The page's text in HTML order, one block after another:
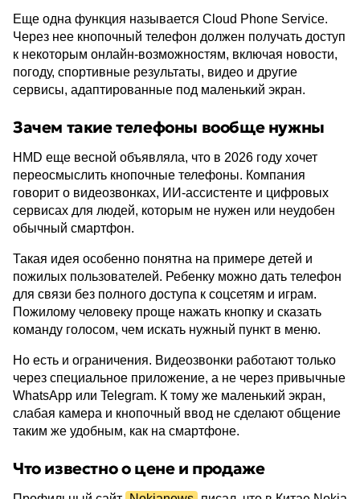
Еще одна функция называется Cloud Phone Service.
Через нее кнопочный телефон должен получать доступ
к некоторым онлайн-возможностям, включая новости,
погоду, спортивные результаты, видео и другие
сервисы, адаптированные под маленький экран.
Зачем такие телефоны вообще нужны
HMD еще весной объявляла, что в 2026 году хочет
переосмыслить кнопочные телефоны. Компания
говорит о видеозвонках, ИИ-ассистенте и цифровых
сервисах для людей, которым не нужен или неудобен
обычный смартфон.
Такая идея особенно понятна на примере детей и
пожилых пользователей. Ребенку можно дать телефон
для связи без полного доступа к соцсетям и играм.
Пожилому человеку проще нажать кнопку и сказать
команду голосом, чем искать нужный пункт в меню.
Но есть и ограничения. Видеозвонки работают только
через специальное приложение, а не через привычные
WhatsApp или Telegram. К тому же маленький экран,
слабая камера и кнопочный ввод не сделают общение
таким же удобным, как на смартфоне.
Что известно о цене и продаже